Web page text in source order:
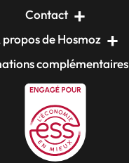
Contact
propos de Hosmoz
complémentaires